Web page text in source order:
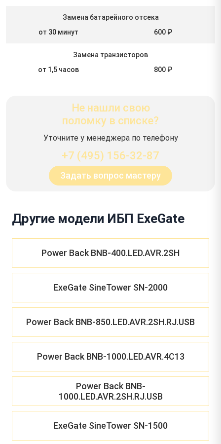
Замена батарейного отсека
от 30 минут
600 ₽
Замена транзисторов
от 1,5 часов
800 ₽
Не нашли свою
поломку в списке?
Уточните у менеджера по телефону
+7 (495) 156-32-87
Задать вопрос мастеру
Другие модели ИБП ExeGate
Power Back BNB-400.LED.AVR.2SH
ExeGate SineTower SN-2000
Power Back BNB-850.LED.AVR.2SH.RJ.USB
Power Back BNB-1000.LED.AVR.4C13
Power Back BNB-
1000.LED.AVR.2SH.RJ.USB
ExeGate SineTower SN-1500